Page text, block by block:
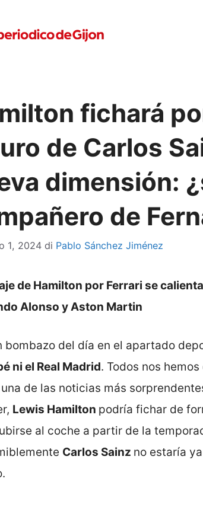
fichará
de Carlos
dimensión:
de
1, 2024 di Pablo Sánchez Jiménez
de Hamilton por Ferrari se
Alonso y Aston Martin
bombazo del día en el apartado
ni el Real Madrid. Todos nos
de las noticias más
Lewis Hamilton podría fichar de
al coche a partir de la
Carlos Sainz no estaría